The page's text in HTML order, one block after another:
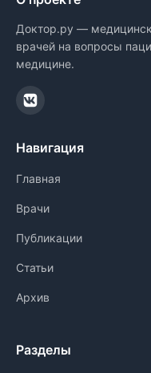
Доктор.ру —
врачей на вопросы
медицине.
Навигация
Главная
Врачи
Публикации
Статьи
Архив
Разделы